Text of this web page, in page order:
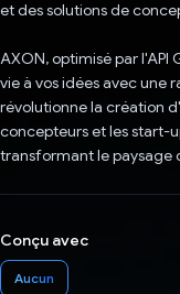
et des solutions de
AXON, optimisé par
vie à vos idées avec une
révolutionne la création
concepteurs et les start-
transformant le paysage
Conçu avec
Aucun